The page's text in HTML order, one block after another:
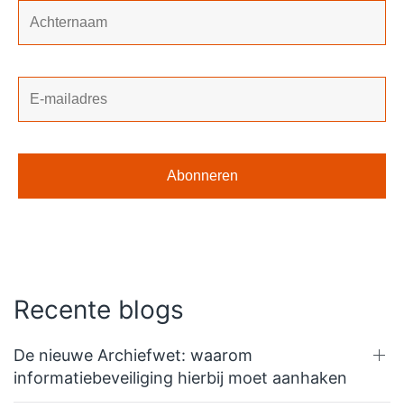
Recente blogs
De nieuwe Archiefwet: waarom
informatiebeveiliging hierbij moet aanhaken